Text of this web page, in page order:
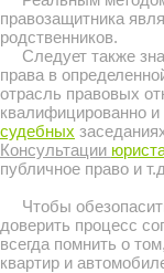
правозащитника
родственников.
Следует также
права в
отрасль правовых
квалифицированно
судебных
Консультации
публичное право и
Чтобы
доверить процесс
всегда помнить о
квартир и